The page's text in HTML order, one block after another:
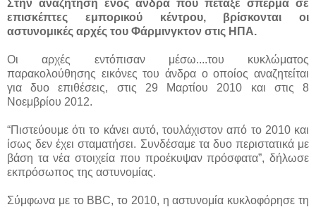
Στην αναζήτηση ενός άνδρα που πέταξε σπέρμα σε
επισκέπτες εμπορικού κέντρου, βρίσκονται οι
αστυνομικές αρχές του Φάρμινγκτον στις ΗΠΑ.
Οι αρχές εντόπισαν μέσω....του κυκλώματος
παρακολούθησης εικόνες του άνδρα ο οποίος αναζητείται
για δυο επιθέσεις, στις 29 Μαρτίου 2010 και στις 8
Νοεμβρίου 2012.
“Πιστεύουμε ότι το κάνει αυτό, τουλάχιστον από το 2010 και
ίσως δεν έχει σταματήσει. Συνδέσαμε τα δυο περιστατικά με
βάση τα νέα στοιχεία που προέκυψαν πρόσφατα”, δήλωσε
εκπρόσωπος της αστυνομίας.
Σύμφωνα με το BBC, το 2010, η αστυνομία κυκλοφόρησε τη